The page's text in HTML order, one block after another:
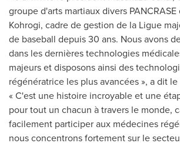
groupe d'arts martiaux divers
Kohrogi, cadre de gestion de la Ligue
de baseball depuis 30 ans. Nous avons
dans les dernières technologies
majeurs et disposons ainsi des
régénératrice les plus avancées », a dit
« C'est une histoire incroyable et une
pour tout un chacun à travers le monde,
facilement participer aux médecines
nous concentrons fortement sur le